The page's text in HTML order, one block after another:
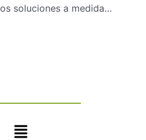
soluciones a medida…
Main